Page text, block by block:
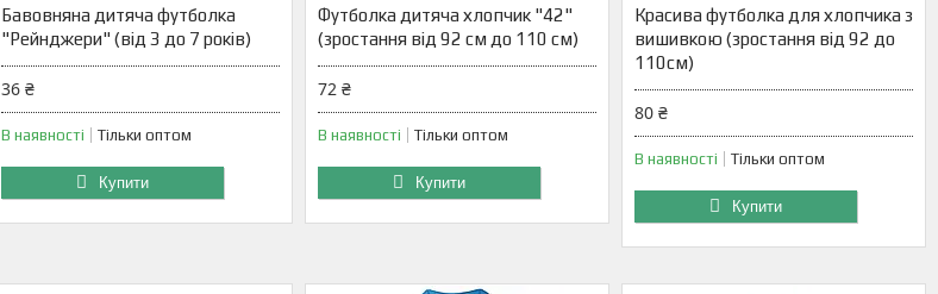
Бавовняна дитяча футболка
"Рейнджери" (від 3 до 7 років)
36 ₴
В наявності Тільки оптом
Купити
Футболка дитяча хлопчик "42"
(зростання від 92 см до 110 см)
72 ₴
В наявності Тільки оптом
Купити
Красива футболка для хлопчика з
вишивкою (зростання від 92 до
110см)
80 ₴
В наявності Тільки оптом
Купити